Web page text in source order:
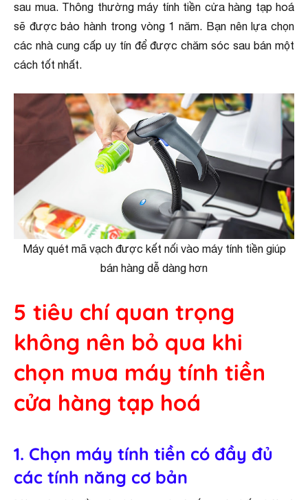
sau mua. Thông thường máy tính tiền cửa hàng tạp hoá
sẽ được bảo hành trong vòng 1 năm. Bạn nên lựa chọn
các nhà cung cấp uy tín để được chăm sóc sau bán một
cách tốt nhất.
Máy quét mã vạch được kết nối vào máy tính tiền giúp
bán hàng dễ dàng hơn
5 tiêu chí quan trọng
không nên bỏ qua khi
chọn mua máy tính tiền
cửa hàng tạp hoá
1. Chọn máy tính tiền có đầy đủ
các tính năng cơ bản